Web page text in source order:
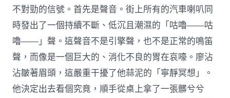
不對勁的信號。首先是聲音。街上所有的汽車喇叭同
時發出了一個持續不斷、低沉且潮濕的「咕嚕——咕
嚕——」聲。這聲音不是引擎聲，也不是正常的鳴笛
聲，而像是一個巨大的、消化不良的胃在哀嚎。廖沾
沾皺著眉頭，這嚴重干擾了他蒜泥的「寧靜冥想」。
他決定出去看個究竟，順手從桌上拿了一張髒兮兮